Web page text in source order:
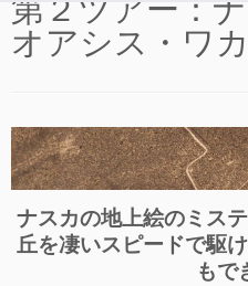
オアシス・ワ
ナスカの地上絵のミス
丘を凄いスピードで駆
もで